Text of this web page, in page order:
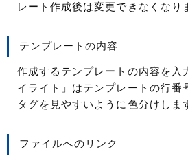
レート作成後は変更できなくなり
テンプレートの内容
作成するテンプレートの内容を入
イライト」はテンプレートの行番
タグを見やすいように色分けしま
ファイルへのリンク